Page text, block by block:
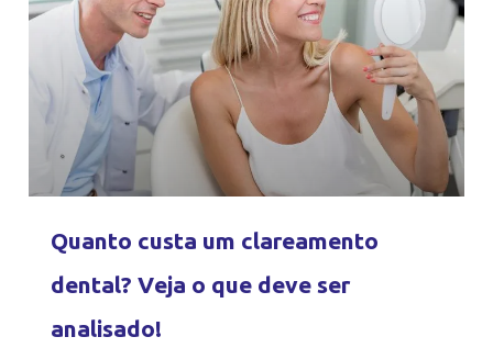
Quanto custa um clareamento
dental? Veja o que deve ser
analisado!